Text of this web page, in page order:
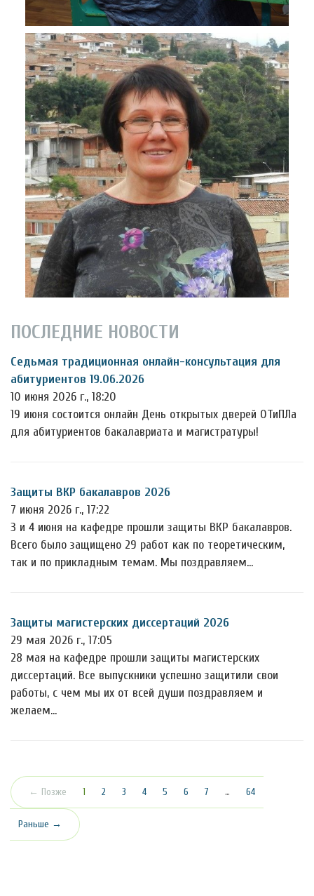
ПОСЛЕДНИЕ НОВОСТИ
Седьмая традиционная онлайн-консультация для
абитуриентов 19.06.2026
10 июня 2026 г., 18:20
19 июня состоится онлайн День открытых дверей ОТиПЛа
для абитуриентов бакалавриата и магистратуры!
Защиты ВКР бакалавров 2026
7 июня 2026 г., 17:22
3 и 4 июня на кафедре прошли защиты ВКР бакалавров.
Всего было защищено 29 работ как по теоретическим,
так и по прикладным темам. Мы поздравляем…
Защиты магистерских диссертаций 2026
29 мая 2026 г., 17:05
28 мая на кафедре прошли защиты магистерских
диссертаций. Все выпускники успешно защитили свои
работы, с чем мы их от всей души поздравляем и
желаем…
← Позже 1 (текущая)
2 3 4 5 6 7 … 64
Раньше →